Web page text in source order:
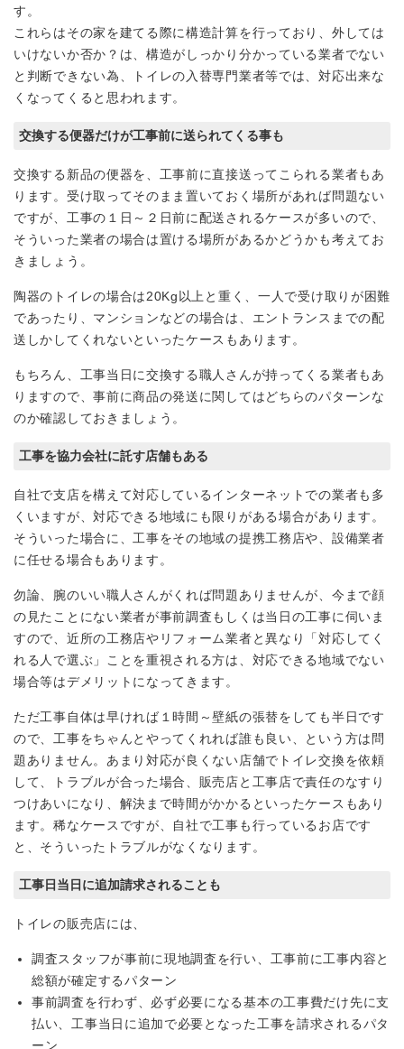
す。
これらはその家を建てる際に構造計算を行っており、外しては
いけないか否か？は、構造がしっかり分かっている業者でない
と判断できない為、トイレの入替専門業者等では、対応出来な
くなってくると思われます。
交換する便器だけが工事前に送られてくる事も
交換する新品の便器を、工事前に直接送ってこられる業者もあ
ります。受け取ってそのまま置いておく場所があれば問題ない
ですが、工事の１日～２日前に配送されるケースが多いので、
そういった業者の場合は置ける場所があるかどうかも考えてお
きましょう。
陶器のトイレの場合は20Kg以上と重く、一人で受け取りが困難
であったり、マンションなどの場合は、エントランスまでの配
送しかしてくれないといったケースもあります。
もちろん、工事当日に交換する職人さんが持ってくる業者もあ
りますので、事前に商品の発送に関してはどちらのパターンな
のか確認しておきましょう。
工事を協力会社に託す店舗もある
自社で支店を構えて対応しているインターネットでの業者も多
くいますが、対応できる地域にも限りがある場合があります。
そういった場合に、工事をその地域の提携工務店や、設備業者
に任せる場合もあります。
勿論、腕のいい職人さんがくれば問題ありませんが、今まで顔
の見たことにない業者が事前調査もしくは当日の工事に伺いま
すので、近所の工務店やリフォーム業者と異なり「対応してく
れる人で選ぶ」ことを重視される方は、対応できる地域でない
場合等はデメリットになってきます。
ただ工事自体は早ければ１時間～壁紙の張替をしても半日です
ので、工事をちゃんとやってくれれば誰も良い、という方は問
題ありません。あまり対応が良くない店舗でトイレ交換を依頼
して、トラブルが合った場合、販売店と工事店で責任のなすり
つけあいになり、解決まで時間がかかるといったケースもあり
ます。稀なケースですが、自社で工事も行っているお店です
と、そういったトラブルがなくなります。
工事日当日に追加請求されることも
トイレの販売店には、
調査スタッフが事前に現地調査を行い、工事前に工事内容と
総額が確定するパターン
事前調査を行わず、必ず必要になる基本の工事費だけ先に支
払い、工事当日に追加で必要となった工事を請求されるパタ
ーン